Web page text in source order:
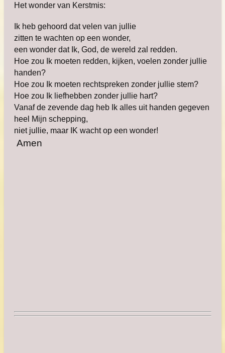
Het wonder van Kerstmis:
Ik heb gehoord dat velen van jullie
zitten te wachten op een wonder,
een wonder dat Ik, God, de wereld zal redden.
Hoe zou Ik moeten redden, kijken, voelen zonder jullie
handen?
Hoe zou Ik moeten rechtspreken zonder jullie stem?
Hoe zou Ik liefhebben zonder jullie hart?
Vanaf de zevende dag heb Ik alles uit handen gegeven
heel Mijn schepping,
niet jullie, maar IK wacht op een wonder!
Amen